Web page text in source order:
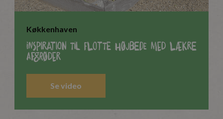
Køkkenhaven
Inspiration til flotte højbede med lækre
afgrøder
Se video